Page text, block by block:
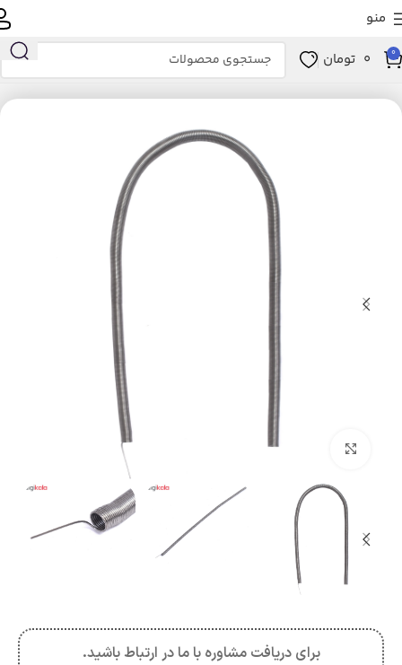
منو
0
0 تومان
خانه لوازم خانگی برقی تهویه، سرمایش و گرمایش
بزرگنمایی تصویر
برای دریافت مشاوره با ما در ارتباط باشید.